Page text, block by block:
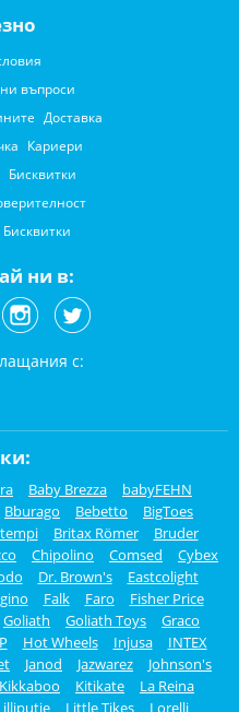
въпроси
Доставка
Кариери
Бисквитки
ни в:
с:
Baby Brezza
babyFEHN
Bburago Bebetto
BigToes
Britax Römer
Bruder
Chipolino Comsed
Cybex
Dr. Brown's
Eastcolight
Falk Faro
Fisher Price
Goliath Goliath Toys
Graco
Hot Wheels Injusa
INTEX
Janod Jazwarez
Johnson's
Kikkaboo Kitikate
La Reina
Little Tikes Lorelli